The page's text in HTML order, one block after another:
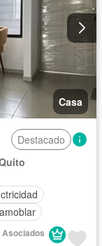
Casa
Destacado
Asociados